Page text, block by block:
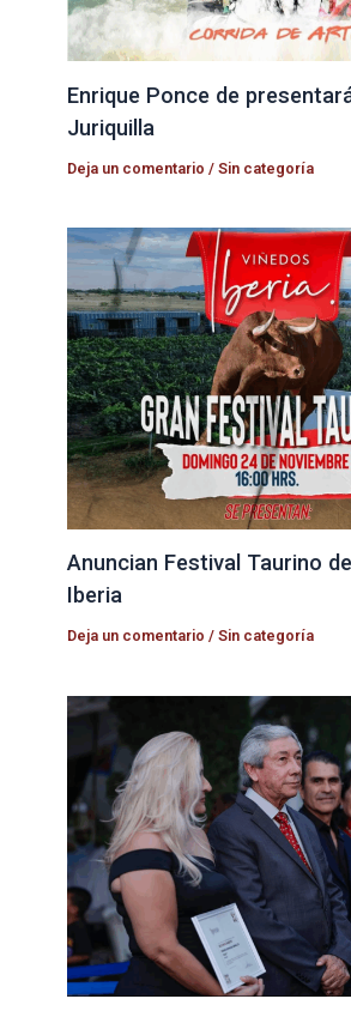
Enrique Ponce de
Juriquilla
Deja un comentario /Sin categoría
Anuncian Festival Taurino
Iberia
Deja un comentario /Sin categoría